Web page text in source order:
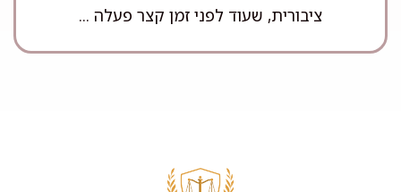
ציבורית, שעוד לפני זמן קצר פעלה ...